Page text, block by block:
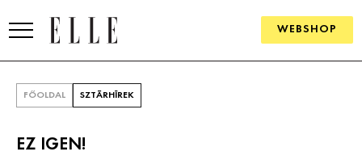
WEBSHOP
FŐOLDAL SZTÁRHÍREK
EZ IGEN!